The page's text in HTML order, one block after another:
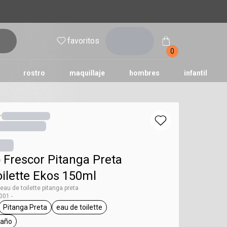
favoritos
0
rostro maquillaje hombres infantil
Frescor Pitanga Preta
Ekos 150ml
de toilette pitanga preta
-
floraletiqueta Pitanga Preta
Pitanga Preta
etiqueta eau de toilette
eau de toilette